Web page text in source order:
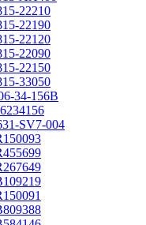
22210
22190
22120
22090
22150
33050
34-156B
SV7-004